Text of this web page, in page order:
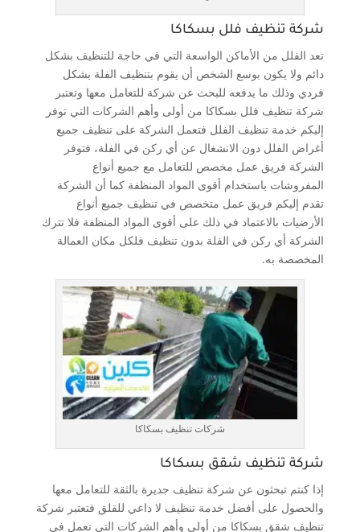
شركة تنظيف فلل بسكاكا
تعد الفلل من الأماكن الواسعة التي في حاجة للتنظيف بشكل
دائم ولا يكون بوسع الشخص أن يقوم بتنظيف الفلة بشكل
فردي وذلك ما يدفعه للبحث عن شركة للتعامل معها وتعتبر
شركة تنظيف فلل بسكاكا من أولى وأهم الشركات التي توفر
إليكم خدمة تنظيف الفلل فتعمل الشركة على تنظيف جميع
أغراض الفلل دون الانشغال عن أي ركن في الفلة، فتوفر
الشركة فريق عمل مخصص للتعامل مع جميع أنواع
المفروشات باستخدام أقوى المواد المنظفة كما أن الشركة
تقدم إليكم فريق عمل متخصص في تنظيف جميع أنواع
الأرضيات بالاعتماد في ذلك على أقوى المواد المنظفة فلا تترك
الشركة أي ركن في الفلة بدون تنظيف فلكل مكان العمالة
المخصصة به.
شركات تنظيف بسكاكا
شركة تنظيف شقق بسكاكا
إذا كنتم تبحثون عن شركة تنظيف جديرة بالثقة للتعامل معها
والحصول على أفضل خدمة تنظيف لا داعي للقلق فتعتبر شركة
تنظيف شقق بسكاكا من أولى وأهم الشركات التي تعمل في